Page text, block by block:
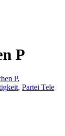
P
P,
, Partei Tele